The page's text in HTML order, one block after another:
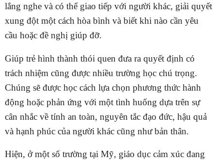
lắng nghe và có thể giao tiếp với người khác, giải quyết
xung đột một cách hòa bình và biết khi nào cần yêu
cầu hoặc đề nghị giúp đỡ.
Giúp trẻ hình thành thói quen đưa ra quyết định có
trách nhiệm cũng được nhiều trường học chú trọng.
Chúng sẽ được học cách lựa chọn phương thức hành
động hoặc phản ứng với một tình huống dựa trên sự
cân nhắc về tính an toàn, nguyên tắc đạo đức, hậu quả
và hạnh phúc của người khác cũng như bản thân.
Hiện, ở một số trường tại Mỹ, giáo dục cảm xúc đang